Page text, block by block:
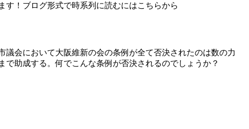
す！ブログ形式で時系列に読むにはこちらから
会において大阪維新の会の条例が全て否決されたのは数の力
助成する。何でこんな条例が否決されるのでしょうか？